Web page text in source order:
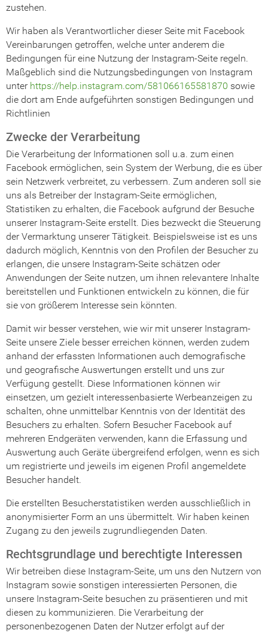
zustehen.
Wir haben als Verantwortlicher dieser Seite mit Facebook
Vereinbarungen getroffen, welche unter anderem die
Bedingungen für eine Nutzung der Instagram-Seite regeln.
Maßgeblich sind die Nutzungsbedingungen von Instagram
unter https://help.instagram.com/581066165581870 sowie
die dort am Ende aufgeführten sonstigen Bedingungen und
Richtlinien
Zwecke der Verarbeitung
Die Verarbeitung der Informationen soll u.a. zum einen
Facebook ermöglichen, sein System der Werbung, die es über
sein Netzwerk verbreitet, zu verbessern. Zum anderen soll sie
uns als Betreiber der Instagram-Seite ermöglichen,
Statistiken zu erhalten, die Facebook aufgrund der Besuche
unserer Instagram-Seite erstellt. Dies bezweckt die Steuerung
der Vermarktung unserer Tätigkeit. Beispielsweise ist es uns
dadurch möglich, Kenntnis von den Profilen der Besucher zu
erlangen, die unsere Instagram-Seite schätzen oder
Anwendungen der Seite nutzen, um ihnen relevantere Inhalte
bereitstellen und Funktionen entwickeln zu können, die für
sie von größerem Interesse sein könnten.
Damit wir besser verstehen, wie wir mit unserer Instagram-
Seite unsere Ziele besser erreichen können, werden zudem
anhand der erfassten Informationen auch demografische
und geografische Auswertungen erstellt und uns zur
Verfügung gestellt. Diese Informationen können wir
einsetzen, um gezielt interessenbasierte Werbeanzeigen zu
schalten, ohne unmittelbar Kenntnis von der Identität des
Besuchers zu erhalten. Sofern Besucher Facebook auf
mehreren Endgeräten verwenden, kann die Erfassung und
Auswertung auch Geräte übergreifend erfolgen, wenn es sich
um registrierte und jeweils im eigenen Profil angemeldete
Besucher handelt.
Die erstellten Besucherstatistiken werden ausschließlich in
anonymisierter Form an uns übermittelt. Wir haben keinen
Zugang zu den jeweils zugrundliegenden Daten.
Rechtsgrundlage und berechtigte Interessen
Wir betreiben diese Instagram-Seite, um uns den Nutzern von
Instagram sowie sonstigen interessierten Personen, die
unsere Instagram-Seite besuchen zu präsentieren und mit
diesen zu kommunizieren. Die Verarbeitung der
personenbezogenen Daten der Nutzer erfolgt auf der